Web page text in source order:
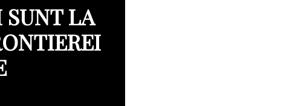
LA